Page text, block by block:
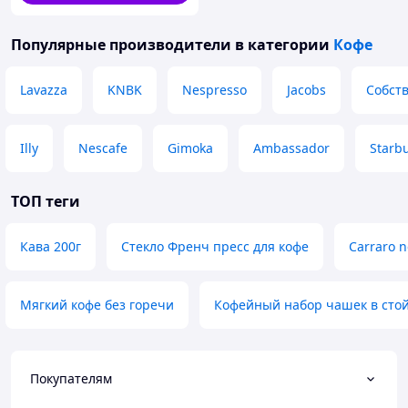
производится профессиональный
Толькопосле подтверждения
Популярные производители в категории Кофе
Lavazza KNBK Nespresso Jacobs
Illy Nescafe Gimoka Ambassador
ТОП теги
Кава 200г Стекло Френч пресс для кофе Carraro
Мягкий кофе без горечи Кофейный набор чашек в
Покупателям